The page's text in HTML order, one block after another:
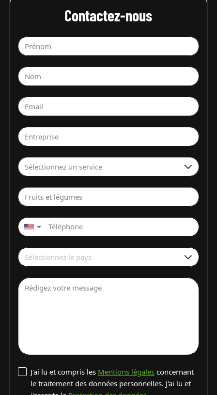
Contactez-nous
Prénom
Nom
Email
Entreprise
Sélectionnez un service
Fruits et légumes
▼
Sélectionnez le pays
Rédigez votre message
J'ai lu et compris les Mentions légales concernant
le traitement des données personnelles. J'ai lu et